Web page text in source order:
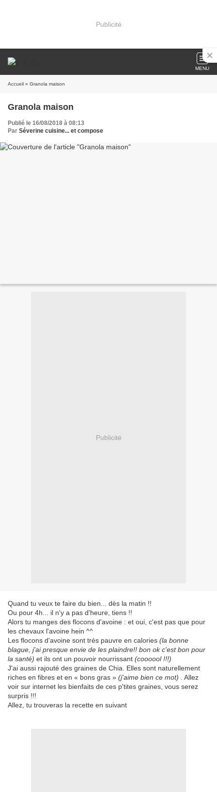
Publicité
MENU
Accueil » Granola maison
Granola maison
Publié le 16/08/2018 à 08:13
Par Séverine cuisine... et compose
Publicité
Quand tu veux te faire du bien... dès la matin !!
Ou pour 4h... il n'y a pas d'heure, tiens !!
Alors tu manges des flocons d'avoine : et oui, c'est pas que pour
les chevaux l'avoine hein ^^
Les flocons d'avoine sont très pauvre en calories (la bonne
blague, j'ai presque envie de les plaindre!! bon ok c'est bon pour
la santé) et ils ont un pouvoir nourrissant (coooool !!!)
J'ai aussi rajouté des graines de Chia. Elles sont naturellement
riches en fibres et en « bons gras » (j'aime bien ce mot) . Allez
voir sur internet les bienfaits de ces p'tites graines, vous serez
surpris !!!
Allez, tu trouveras la recette en suivant